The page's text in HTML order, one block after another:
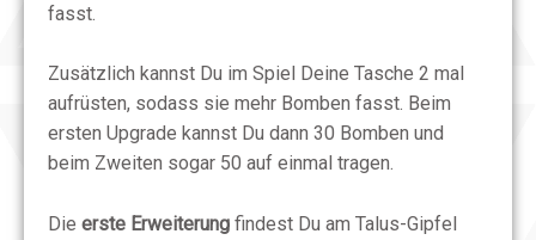
fasst.
Zusätzlich kannst Du im Spiel Deine Tasche 2 mal
aufrüsten, sodass sie mehr Bomben fasst. Beim
ersten Upgrade kannst Du dann 30 Bomben und
beim Zweiten sogar 50 auf einmal tragen.
Die erste Erweiterung findest Du am Talus-Gipfel